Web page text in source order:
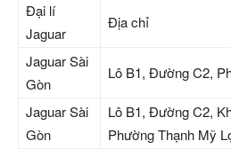
Đại lí
Jaguar
Địa chỉ
Jaguar Sài
Gòn
Lô B1, Đường C2,
Jaguar Sài
Gòn
Lô B1, Đường C2,
Phường Thạnh Mỹ